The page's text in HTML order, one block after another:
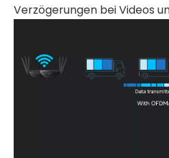
Verzögerungen bei Videos